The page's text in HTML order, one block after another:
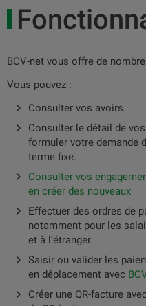
BCV-net vous offre de
Vous pouvez :
Consulter vos avoirs.
Consulter le détail de
formuler votre demande
terme fixe.
Consulter vos
en créer des nouveaux
Effectuer des ordres de
notamment pour les
et à l’étranger.
Saisir ou valider les
en déplacement avec
Créer une QR-facture